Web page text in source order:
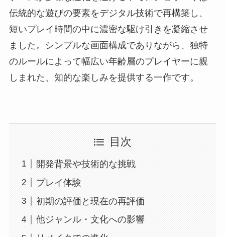
伝統的な遊びの要素をデジタル技術で再構築し、
短いプレイ時間の中に濃密な駆け引きを凝縮させ
ました。シンプルな画面構成でありながら、独特
のルールによって幅広い年齢層のプレイヤーに親
しまれた、知的な楽しみを提供する一作です。
目次
開発背景や技術的な挑戦
プレイ体験
初期の評価と現在の再評価
他ジャンル・文化への影響